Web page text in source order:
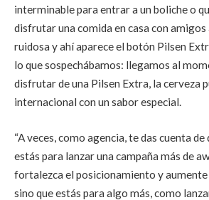
interminable para entrar a un boliche o
disfrutar una comida en casa con amigos
ruidosa y ahí aparece el botón Pilsen
lo que sospechábamos: llegamos al
disfrutar de una Pilsen Extra, la cerveza
internacional con un sabor especial.
“A veces, como agencia, te das cuenta de
estás para lanzar una campaña más de
fortalezca el posicionamiento y
sino que estás para algo más, como